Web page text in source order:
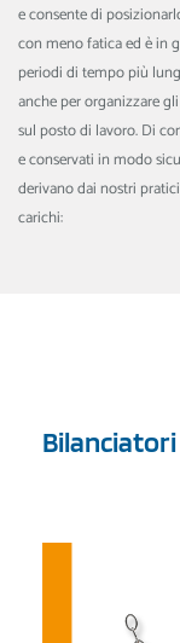
e consente di
con meno fatica ed è in
periodi di tempo più
anche per organizzare
sul posto di lavoro. Di
e conservati in modo
derivano dai nostri
carichi: